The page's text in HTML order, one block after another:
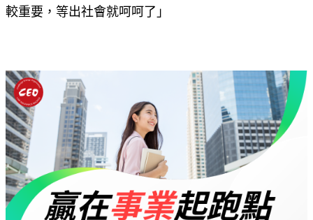
較重要，等出社會就呵呵了」